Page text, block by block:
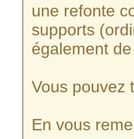
une refonte
supports
également
Vous pouvez
En vous